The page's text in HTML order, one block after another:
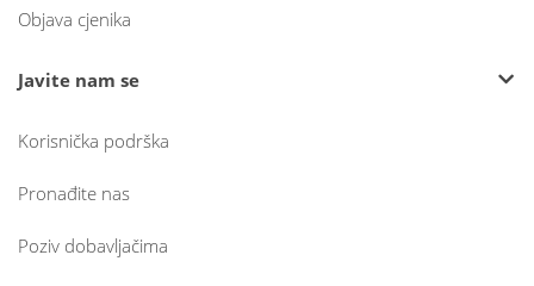
Objava cjenika
Javite nam se
Korisnička podrška
Pronađite nas
Poziv dobavljačima